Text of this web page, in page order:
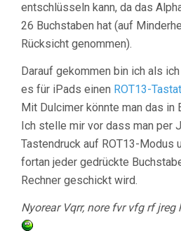
entschlüsseln kann, da das
26 Buchstaben hat (auf
Rücksicht genommen).
Darauf gekommen bin ich als
es für iPads einen ROT13-
Mit Dulcimer könnte man das in
Ich stelle mir vor dass man per
Tastendruck auf ROT13-Modus
fortan jeder gedrückte
Rechner geschickt wird.
Nyorear Vqrr, nore fvr vfg rf